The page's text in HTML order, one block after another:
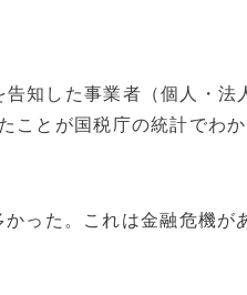
知した事業者（個人・法
ことが国税庁の統計でわ
った。これは金融危機が